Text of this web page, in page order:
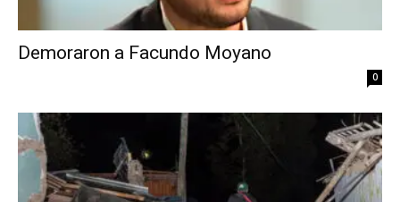
Demoraron a Facundo Moyano
0